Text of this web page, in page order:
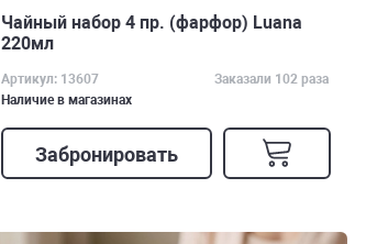
Чайный набор 4 пр. (фарфор) Luana
220мл
Артикул: 13607
Заказали 102 раза
Наличие в магазинах
Забронировать